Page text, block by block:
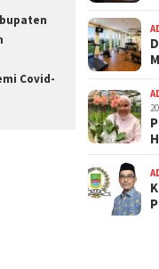
Covid-